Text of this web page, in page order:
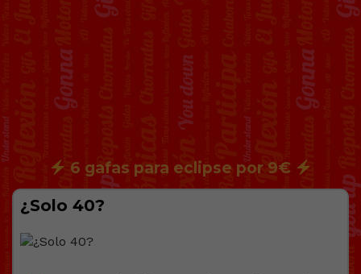
6 gafas para eclipse por 9€
¿Solo 40?